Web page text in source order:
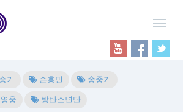
기 손흥민
송중기
웅 방탄소년단